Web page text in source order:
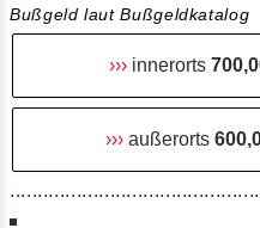
Bußgeld laut Bußgeldkatalog
››› innerorts
››› außerorts